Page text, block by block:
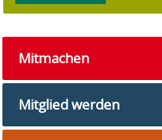
Mitmachen
Mitglied werden